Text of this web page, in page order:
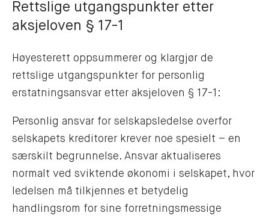
Rettslige utgangspunkter etter
aksjeloven § 17-1
Høyesterett oppsummerer og klargjør de
rettslige utgangspunkter for personlig
erstatningsansvar etter aksjeloven § 17-1:
Personlig ansvar for selskapsledelse overfor
selskapets kreditorer krever noe spesielt – en
særskilt begrunnelse. Ansvar aktualiseres
normalt ved sviktende økonomi i selskapet, hvor
ledelsen må tilkjennes et betydelig
handlingsrom for sine forretningsmessige